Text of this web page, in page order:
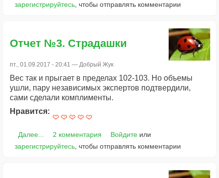
зарегистрируйтесь , чтобы отправлять комментарии
Отчет №3. Страдашки
пт., 01.09.2017 - 20:41 — Добрый Жук
Вес так и прыгает в пределах 102-103. Но объемы
ушли, пару независимых экспертов подтвердили,
сами сделали комплименты.
Нравится:
Далее... 2 комментария Войдитеили
зарегистрируйтесь, чтобы отправлять комментарии